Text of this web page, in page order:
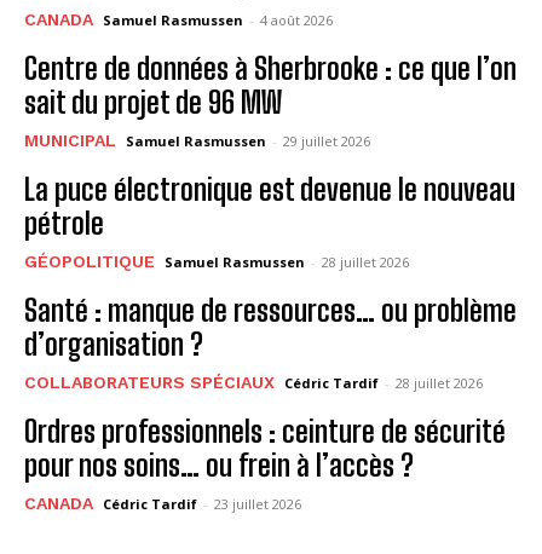
CANADA Samuel Rasmussen - 4 août 2026
Centre de données à Sherbrooke : ce que l’on
sait du projet de 96 MW
MUNICIPAL Samuel Rasmussen - 29 juillet 2026
La puce électronique est devenue le nouveau
pétrole
GÉOPOLITIQUE Samuel Rasmussen - 28 juillet 2026
Santé : manque de ressources… ou problème
d’organisation ?
COLLABORATEURS SPÉCIAUX Cédric Tardif - 28 juillet 2026
Ordres professionnels : ceinture de sécurité
pour nos soins… ou frein à l’accès ?
CANADA Cédric Tardif - 23 juillet 2026